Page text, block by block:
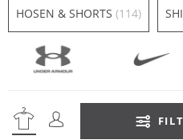
HOSEN & SHORTS (114)